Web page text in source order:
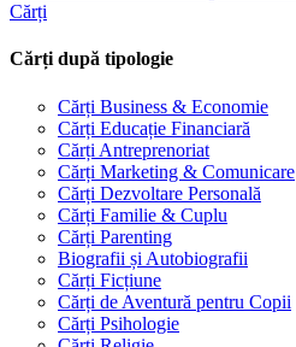
Cărți
Cărți după tipologie
Cărți Business & Economie
Cărți Educație Financiară
Cărți Antreprenoriat
Cărți Marketing & Comunicare
Cărți Dezvoltare Personală
Cărți Familie & Cuplu
Cărți Parenting
Biografii și Autobiografii
Cărți Ficțiune
Cărți de Aventură pentru Copii
Cărți Psihologie